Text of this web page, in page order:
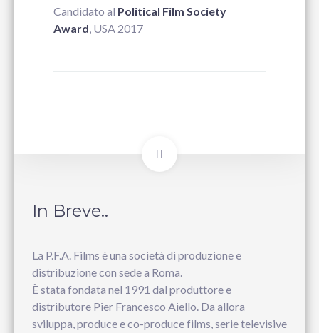
Candidato al Political Film Society
Award, USA 2017
In Breve..
La P.F.A. Films è una società di produzione e
distribuzione con sede a Roma.
È stata fondata nel 1991 dal produttore e
distributore Pier Francesco Aiello. Da allora
sviluppa, produce e co-produce films, serie televisive